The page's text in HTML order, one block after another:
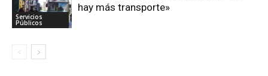
Servicios
Públicos
hay más transporte»